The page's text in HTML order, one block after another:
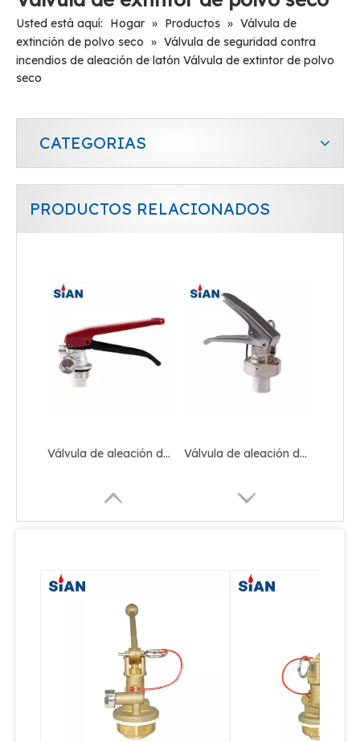
Usted está aquí: Hogar » Productos » Válvula de
extinción de polvo seco » Válvula de seguridad contra
incendios de aleación de latón Válvula de extintor de polvo
seco
CATEGORIAS
PRODUCTOS RELACIONADOS
Válvula de aleación de aluminio de alta calidad Válvula de extintor de polvo seco
Válvula de cobre de latón para extintor de polvo seco Válvula de aleación de cobre confiable para extintor de polvo seco
Válvula de aleación de latón para extintor de polvo seco Valvula para Extintor ABC Polvo Seco